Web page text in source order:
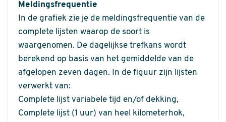
Meldingsfrequentie
In de grafiek zie je de meldingsfrequentie van de
complete lijsten waarop de soort is
waargenomen. De dagelijkse trefkans wordt
berekend op basis van het gemiddelde van de
afgelopen zeven dagen. In de figuur zijn lijsten
verwerkt van:
Complete lijst variabele tijd en/of dekking,
Complete lijst (1 uur) van heel kilometerhok,